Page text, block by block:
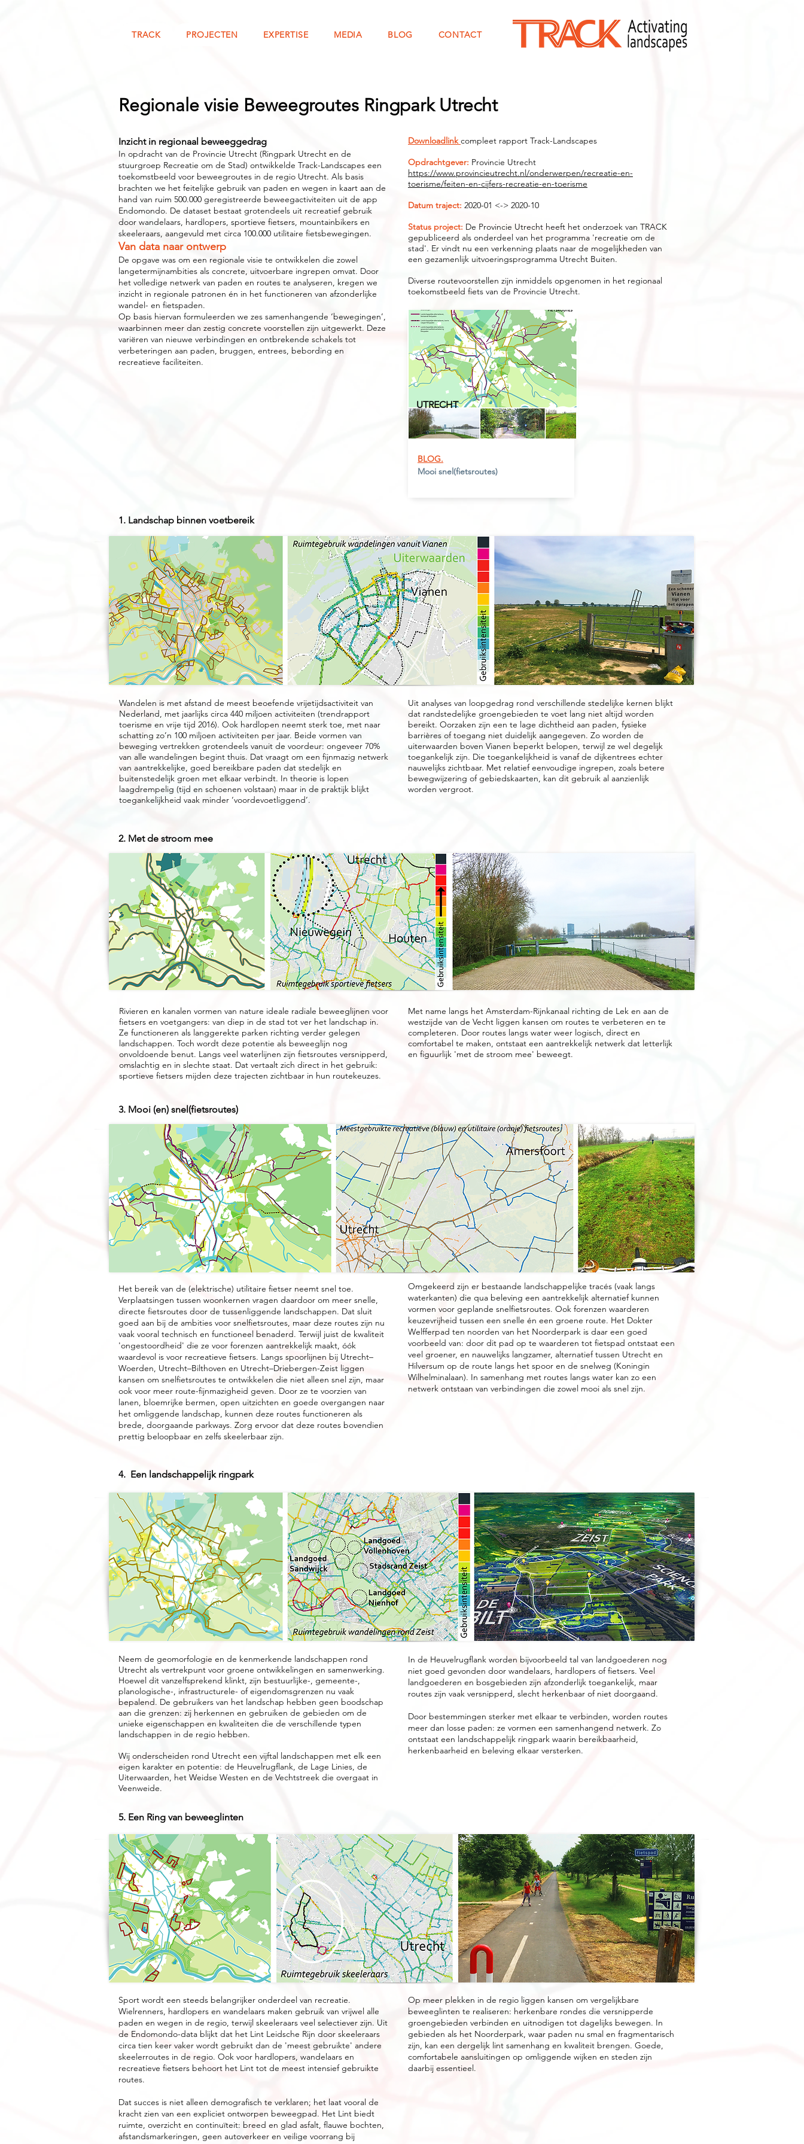
TRACK PROJECTEN EXPERTISE MEDIA BLOG CONTACT
Regionale visie Beweegroutes Ringpark Utrecht
Inzicht in regionaal beweeggedrag
In opdracht van de Provincie Utrecht (Ringpark Utrecht en de
stuurgroep Recreatie om de Stad) ontwikkelde Track-Landscapes een
toekomstbeeld voor beweegroutes in de regio Utrecht. Als basis
brachten we het feitelijke gebruik van paden en wegen in kaart aan de
hand van ruim 500.000 geregistreerde beweegactiviteiten uit de app
Endomondo. De dataset bestaat grotendeels uit recreatief gebruik
door wandelaars, hardlopers, sportieve fietsers, mountainbikers en
skeeleraars, aangevuld met circa 100.000 utilitaire fietsbewegingen.
Van data naar ontwerp
De opgave was om een regionale visie te ontwikkelen die zowel
langetermijnambities als concrete, uitvoerbare ingrepen omvat. Door
het volledige netwerk van paden en routes te analyseren, kregen we
inzicht in regionale patronen én in het functioneren van afzonderlijke
wandel- en fietspaden.
Op basis hiervan formuleerden we zes samenhangende ‘bewegingen’,
waarbinnen meer dan zestig concrete voorstellen zijn uitgewerkt. Deze
variëren van nieuwe verbindingen en ontbrekende schakels tot
verbeteringen aan paden, bruggen, entrees, bebording en
recreatieve faciliteiten.
Downloadlinkcompleet rapport Track-Landscapes
Opdrachtgever: Provincie Utrecht
https://www.provincieutrecht.nl/onderwerpen/recreatie-en-
toerisme/feiten-en-cijfers-recreatie-en-toerisme
Datum traject: 2020-01 <-> 2020-10
Status project: De Provincie Utrecht heeft het onderzoek van TRACK
gepubliceerd als onderdeel van het programma 'recreatie om de
stad'. Er vindt nu een verkenning plaats naar de mogelijkheden van
een gezamenlijk uitvoeringsprogramma Utrecht Buiten.
Diverse routevoorstellen zijn inmiddels opgenomen in het regionaal
toekomstbeeld fiets van de Provincie Utrecht.
UTRECHT
BLOG.
Mooi snel(fietsroutes)
1. Landschap binnen voetbereik
Wandelen is met afstand de meest beoefende vrijetijdsactiviteit van
Nederland, met jaarlijks circa 440 miljoen activiteiten (trendrapport
toerisme en vrije tijd 2016). Ook hardlopen neemt sterk toe, met naar
schatting zo’n 100 miljoen activiteiten per jaar. Beide vormen van
beweging vertrekken grotendeels vanuit de voordeur: ongeveer 70%
van alle wandelingen begint thuis. Dat vraagt om een fijnmazig netwerk
van aantrekkelijke, goed bereikbare paden dat stedelijk en
buitenstedelijk groen met elkaar verbindt. In theorie is lopen
laagdrempelig (tijd en schoenen volstaan) maar in de praktijk blijkt
toegankelijkheid vaak minder ‘voordevoetliggend’.
Uit analyses van loopgedrag rond verschillende stedelijke kernen blijkt
dat randstedelijke groengebieden te voet lang niet altijd worden
bereikt. Oorzaken zijn een te lage dichtheid aan paden, fysieke
barrières of toegang niet duidelijk aangegeven. Zo worden de
uiterwaarden boven Vianen beperkt belopen, terwijl ze wel degelijk
toegankelijk zijn. Die toegankelijkheid is vanaf de dijkentrees echter
nauwelijks zichtbaar. Met relatief eenvoudige ingrepen, zoals betere
bewegwijzering of gebiedskaarten, kan dit gebruik al aanzienlijk
worden vergroot.
2. Met de stroom mee
Rivieren en kanalen vormen van nature ideale radiale beweeglijnen voor
fietsers en voetgangers: van diep in de stad tot ver het landschap in.
Ze functioneren als langgerekte parken richting verder gelegen
landschappen. Toch wordt deze potentie als beweeglijn nog
onvoldoende benut. Langs veel waterlijnen zijn fietsroutes versnipperd,
omslachtig en in slechte staat. Dat vertaalt zich direct in het gebruik:
sportieve fietsers mijden deze trajecten zichtbaar in hun routekeuzes.
Met name langs het Amsterdam-Rijnkanaal richting de Lek en aan de
westzijde van de Vecht liggen kansen om routes te verbeteren en te
completeren. Door routes langs water weer logisch, direct en
comfortabel te maken, ontstaat een aantrekkelijk netwerk dat letterlijk
en figuurlijk 'met de stroom mee' beweegt.​
​​​​​​​​​​​​​​​​​​​​​​​​​​​​​​​​​​3. Mooi (en) snel(fietsroutes)​​​​​​​
Het bereik van de (elektrische) utilitaire fietser neemt snel toe.
Verplaatsingen tussen woonkernen vragen daardoor om meer snelle,
directe fietsroutes door de tussenliggende landschappen. Dat sluit
goed aan bij de ambities voor snelfietsroutes, maar deze routes zijn nu
vaak vooral technisch en functioneel benaderd. Terwijl juist de kwaliteit
'ongestoordheid' die ze voor forenzen aantrekkelijk maakt, óók
waardevol is voor recreatieve fietsers. Langs spoorlijnen bij Utrecht–
Woerden, Utrecht–Bilthoven en Utrecht–Driebergen-Zeist liggen
kansen om snelfietsroutes te ontwikkelen die niet alleen snel zijn, maar
ook voor meer route-fijnmazigheid geven. Door ze te voorzien van
lanen, bloemrijke bermen, open uitzichten en goede overgangen naar
het omliggende landschap, kunnen deze routes functioneren als
brede, doorgaande parkways. Zorg ervoor dat deze routes bovendien
prettig beloopbaar en zelfs skeelerbaar zijn.
Omgekeerd zijn er bestaande landschappelijke tracés (vaak langs
waterkanten) die qua beleving een aantrekkelijk alternatief kunnen
vormen voor geplande snelfietsroutes. Ook forenzen waarderen
keuzevrijheid tussen een snelle én een groene route. Het Dokter
Welfferpad ten noorden van het Noorderpark is daar een goed
voorbeeld van: door dit pad op te waarderen tot fietspad ontstaat een
veel groener, en nauwelijks langzamer, alternatief tussen Utrecht en
Hilversum op de route langs het spoor en de snelweg (Koningin
Wilhelminalaan). In samenhang met routes langs water kan zo een
netwerk ontstaan van verbindingen die zowel mooi als snel zijn.
​​​​​​​4. Een landschappelijk ringpark
Neem de geomorfologie en de kenmerkende landschappen rond
Utrecht als vertrekpunt voor groene ontwikkelingen en samenwerking.
Hoewel dit vanzelfsprekend klinkt, zijn bestuurlijke-, gemeente-,
planologische-, infrastructurele- of eigendomsgrenzen nu vaak
bepalend. De gebruikers van het landschap hebben geen boodschap
aan die grenzen: zij herkennen en gebruiken de gebieden om de
unieke eigenschappen en kwaliteiten die de verschillende typen
landschappen in de regio hebben.
Wij onderscheiden rond Utrecht een vijftal landschappen met elk een
eigen karakter en potentie: de Heuvelrugflank, de Lage Linies, de
Uiterwaarden, het Weidse Westen en de Vechtstreek die overgaat in
Veenweide.
In de Heuvelrugflank worden bijvoorbeeld tal van landgoederen nog
niet goed gevonden door wandelaars, hardlopers of fietsers. Veel
landgoederen en bosgebieden zijn afzonderlijk toegankelijk, maar
routes zijn vaak versnipperd, slecht herkenbaar of niet doorgaand.
Door bestemmingen sterker met elkaar te verbinden, worden routes
meer dan losse paden: ze vormen een samenhangend netwerk. Zo
ontstaat een landschappelijk ringpark waarin bereikbaarheid,
herkenbaarheid en beleving elkaar versterken.
5. Een Ring van beweeglinten​​
Sport wordt een steeds belangrijker onderdeel van recreatie.
Wielrenners, hardlopers en wandelaars maken gebruik van vrijwel alle
paden en wegen in de regio, terwijl skeeleraars veel selectiever zijn. Uit
de Endomondo-data blijkt dat het Lint Leidsche Rijn door skeeleraars
circa tien keer vaker wordt gebruikt dan de 'meest gebruikte' andere
skeelerroutes in de regio. Ook voor hardlopers, wandelaars en
recreatieve fietsers behoort het Lint tot de meest intensief gebruikte
routes.
Dat succes is niet alleen demografisch te verklaren; het laat vooral de
kracht zien van een expliciet ontworpen beweegpad. Het Lint biedt
ruimte, overzicht en continuïteit: breed en glad asfalt, flauwe bochten,
afstandsmarkeringen, geen autoverkeer en veilige voorrang bij
Op meer plekken in de regio liggen kansen om vergelijkbare
beweeglinten te realiseren: herkenbare rondes die versnipperde
groengebieden verbinden en uitnodigen tot dagelijks bewegen. In
gebieden als het Noorderpark, waar paden nu smal en fragmentarisch
zijn, kan een dergelijk lint samenhang en kwaliteit brengen. Goede,
comfortabele aansluitingen op omliggende wijken en steden zijn
daarbij essentieel.